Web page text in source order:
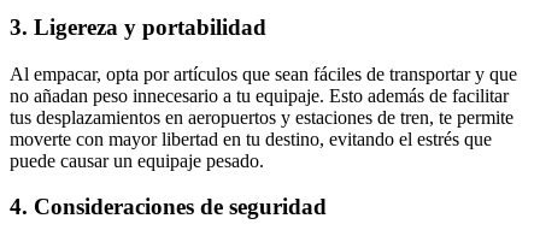
3. Ligereza y portabilidad
Al empacar, opta por artículos que sean fáciles de transportar y que
no añadan peso innecesario a tu equipaje. Esto además de facilitar
tus desplazamientos en aeropuertos y estaciones de tren, te permite
moverte con mayor libertad en tu destino, evitando el estrés que
puede causar un equipaje pesado.
4. Consideraciones de seguridad